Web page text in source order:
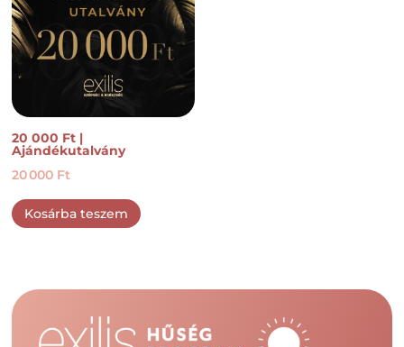
20 000 Ft |
Ajándékutalvány
20 000 Ft
Kosárba teszem